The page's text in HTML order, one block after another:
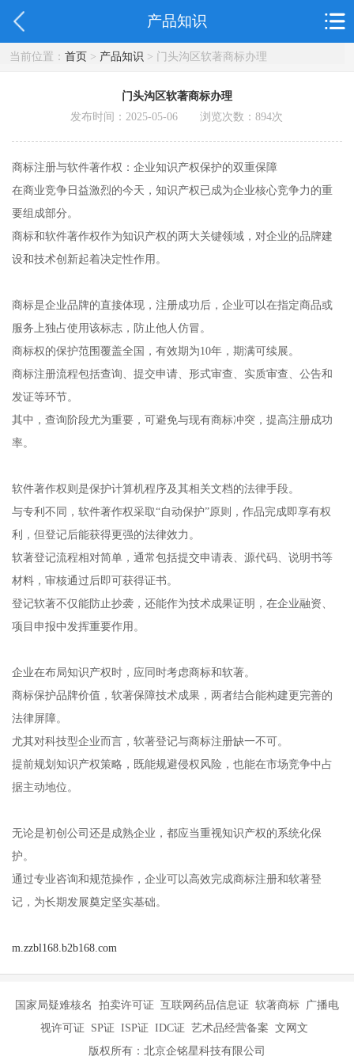
产品知识
当前位置： 首页> 产品知识 > 门头沟区软著商标办理
门头沟区软著商标办理
发布时间：2025-05-06 浏览次数：894次
商标注册与软件著作权：企业知识产权保护的双重保障
在商业竞争日益激烈的今天，知识产权已成为企业核心竞争力的重
要组成部分。
商标和软件著作权作为知识产权的两大关键领域，对企业的品牌建
设和技术创新起着决定性作用。
商标是企业品牌的直接体现，注册成功后，企业可以在指定商品或
服务上独占使用该标志，防止他人仿冒。
商标权的保护范围覆盖全国，有效期为10年，期满可续展。
商标注册流程包括查询、提交申请、形式审查、实质审查、公告和
发证等环节。
其中，查询阶段尤为重要，可避免与现有商标冲突，提高注册成功
率。
软件著作权则是保护计算机程序及其相关文档的法律手段。
与专利不同，软件著作权采取“自动保护”原则，作品完成即享有权
利，但登记后能获得更强的法律效力。
软著登记流程相对简单，通常包括提交申请表、源代码、说明书等
材料，审核通过后即可获得证书。
登记软著不仅能防止抄袭，还能作为技术成果证明，在企业融资、
项目申报中发挥重要作用。
企业在布局知识产权时，应同时考虑商标和软著。
商标保护品牌价值，软著保障技术成果，两者结合能构建更完善的
法律屏障。
尤其对科技型企业而言，软著登记与商标注册缺一不可。
提前规划知识产权策略，既能规避侵权风险，也能在市场竞争中占
据主动地位。
无论是初创公司还是成熟企业，都应当重视知识产权的系统化保
护。
通过专业咨询和规范操作，企业可以高效完成商标注册和软著登
记，为长期发展奠定坚实基础。
m.zzbl168.b2b168.com
国家局疑难核名 拍卖许可证 互联网药品信息证 软著商标 广播电
视许可证 SP证 ISP证 IDC证 艺术品经营备案 文网文
版权所有：北京企铭星科技有限公司